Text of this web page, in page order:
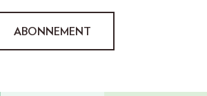
ABONNEMENT